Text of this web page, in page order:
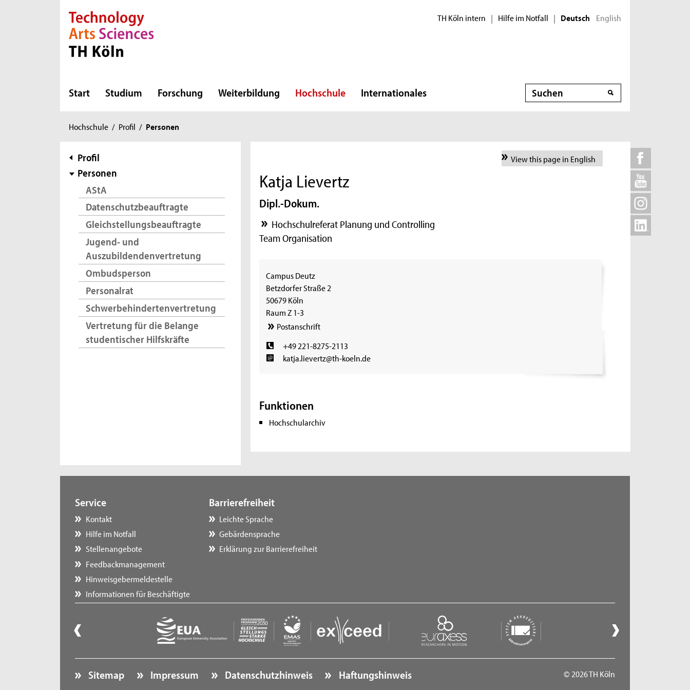
Direkt zur Hauptnavigation
Direkt zur Subnavigation
Direkt zum Inhalt
Direkt zum Fußbereich TH Köln intern | Hilfe im Notfall | Deutsch English
Start Studium Forschung Weiterbildung Hochschule Internationales Suche
Sie
hier:
Hochschule / Profil / Personen
Subnavigation
Profil
Personen
AStA
Datenschutzbeauftragte
Gleichstellungsbeauftragte
Jugend- und
Auszubildendenvertretung
Ombudsperson
Personalrat
Schwerbehindertenvertretung
Vertretung für die Belange
studentischer Hilfskräfte
View this page in English
Katja Lievertz
Dipl.-Dokum.
Hochschulreferat Planung und Controlling
Team Organisation
Campus Deutz
Betzdorfer Straße 2
50679 Köln
Raum Z 1-3
Postanschrift
+49 221-8275-2113
katja.lievertz@th-koeln.de
Funktionen
Hochschularchiv
Service
Kontakt
Hilfe im Notfall
Stellenangebote
Feedbackmanagement
Hinweisgebermeldestelle
Informationen für Beschäftigte
Barrierefreiheit
Leichte Sprache
Gebärdensprache
Erklärung zur Barrierefreiheit
Sitemap Impressum Datenschutzhinweis Haftungshinweis © 2026 TH Köln